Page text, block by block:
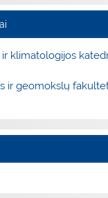
klimatologijos
ir geomokslų